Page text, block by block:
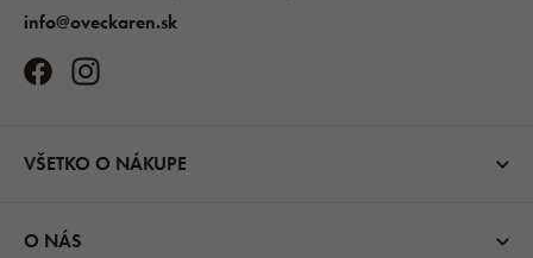
info@oveckaren.sk
VŠETKO O NÁKUPE
O NÁS